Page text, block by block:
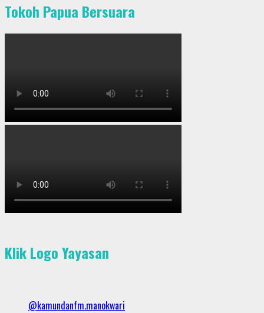
Tokoh Papua Bersuara
Klik Logo Yayasan
@kamundanfm.manokwari